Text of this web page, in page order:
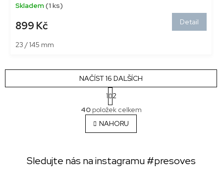
Skladem(1 ks)
899 Kč Detail
23 / 145 mm
O
v
l
á
c
NAČÍST 16 DALŠÍCH
S
t
r
á
n
k
á
n
1
2
40položek celkem
NAHORU
Sledujte nás na instagramu#presoves